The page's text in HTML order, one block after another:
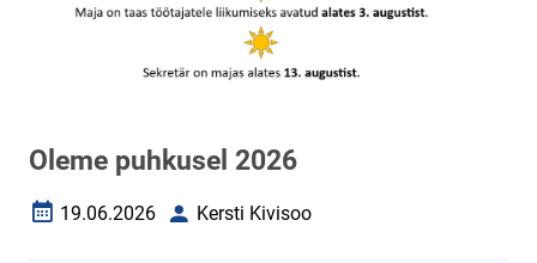
Oleme puhkusel 2026
Loomise kuupäev
19.06.2026 AutorKersti Kivisoo